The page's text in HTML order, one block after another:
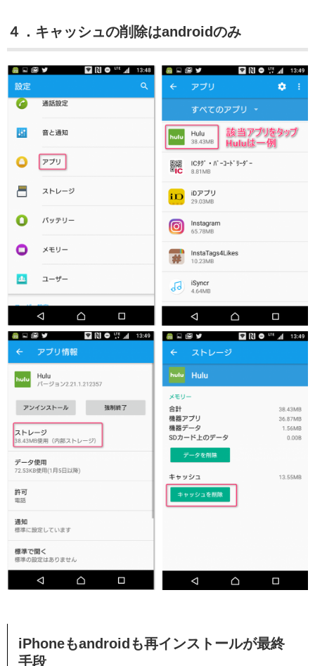
４．キャッシュの削除はandroidのみ
iPhoneもandroidも再インストールが最終
手段